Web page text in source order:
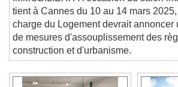
IMMOBILIER. À l'occasion du salon
tient à Cannes du 10 au 14 mars
charge du Logement devrait annoncer
de mesures d'assouplissement des
construction et d'urbanisme.